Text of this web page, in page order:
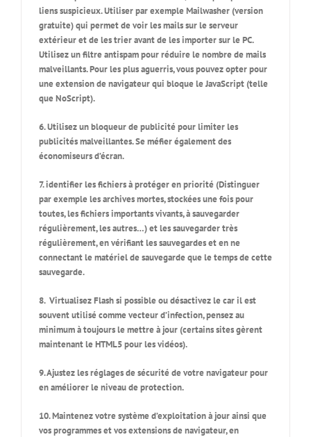
liens suspicieux. Utiliser par exemple Mailwasher (version
gratuite) qui permet de voir les mails sur le serveur
extérieur et de les trier avant de les importer sur le PC.
Utilisez un filtre antispam pour réduire le nombre de mails
malveillants. Pour les plus aguerris, vous pouvez opter pour
une extension de navigateur qui bloque le JavaScript (telle
que NoScript).
6. Utilisez un bloqueur de publicité pour limiter les
publicités malveillantes. Se méfier également des
économiseurs d’écran.
7. identifier les fichiers à protéger en priorité (Distinguer
par exemple les archives mortes, stockées une fois pour
toutes, les fichiers importants vivants, à sauvegarder
régulièrement, les autres…) et les sauvegarder très
régulièrement, en vérifiant les sauvegardes et en ne
connectant le matériel de sauvegarde que le temps de cette
sauvegarde.
8. Virtualisez Flash si possible ou désactivez le car il est
souvent utilisé comme vecteur d’infection, pensez au
minimum à toujours le mettre à jour (certains sites gèrent
maintenant le HTML5 pour les vidéos).
9. Ajustez les réglages de sécurité de votre navigateur pour
en améliorer le niveau de protection.
10. Maintenez votre système d’exploitation à jour ainsi que
vos programmes et vos extensions de navigateur, en